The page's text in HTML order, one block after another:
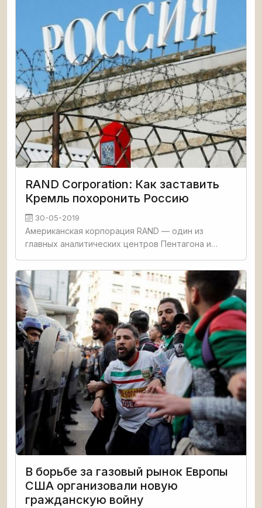
RAND Corporation: Как заставить
Кремль похоронить Россию
30-05-2019
Американская корпорация RAND — один из
главных аналитических центров Пентагона и
Overextending and Unbalancing Russia. Assessing the
Impact of Cost-Imposing
В борьбе за газовый рынок Европы
США организовали новую
гражданскую войну